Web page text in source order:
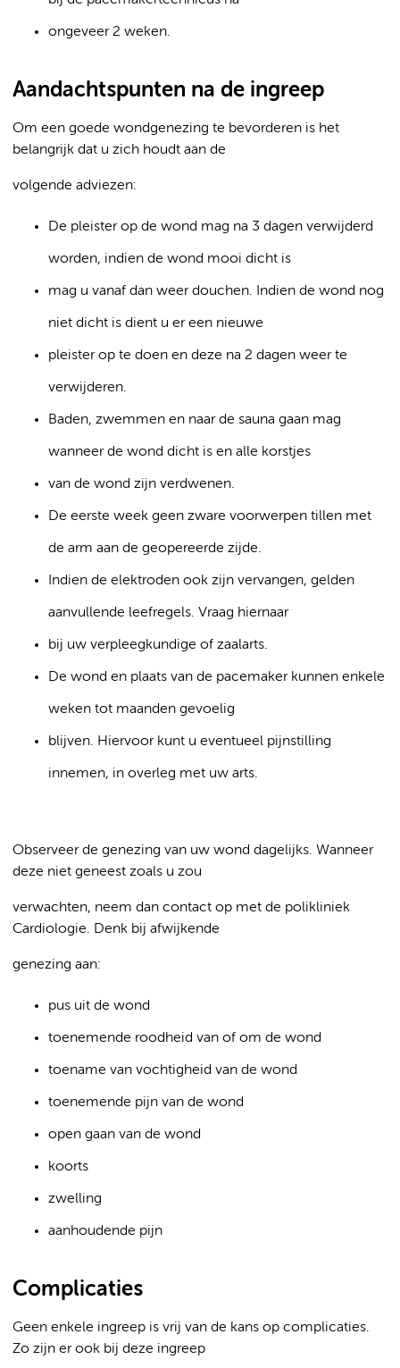
ongeveer 2 weken.
Aandachtspunten na de ingreep
Om een goede wondgenezing te bevorderen is het
belangrijk dat u zich houdt aan de
volgende adviezen:
De pleister op de wond mag na 3 dagen verwijderd
worden, indien de wond mooi dicht is
mag u vanaf dan weer douchen. Indien de wond nog
niet dicht is dient u er een nieuwe
pleister op te doen en deze na 2 dagen weer te
verwijderen.
Baden, zwemmen en naar de sauna gaan mag
wanneer de wond dicht is en alle korstjes
van de wond zijn verdwenen.
De eerste week geen zware voorwerpen tillen met
de arm aan de geopereerde zijde.
Indien de elektroden ook zijn vervangen, gelden
aanvullende leefregels. Vraag hiernaar
bij uw verpleegkundige of zaalarts.
De wond en plaats van de pacemaker kunnen enkele
weken tot maanden gevoelig
blijven. Hiervoor kunt u eventueel pijnstilling
innemen, in overleg met uw arts.
Observeer de genezing van uw wond dagelijks. Wanneer
deze niet geneest zoals u zou
verwachten, neem dan contact op met de polikliniek
Cardiologie. Denk bij afwijkende
genezing aan:
pus uit de wond
toenemende roodheid van of om de wond
toename van vochtigheid van de wond
toenemende pijn van de wond
open gaan van de wond
koorts
zwelling
aanhoudende pijn
Complicaties
Geen enkele ingreep is vrij van de kans op complicaties.
Zo zijn er ook bij deze ingreep